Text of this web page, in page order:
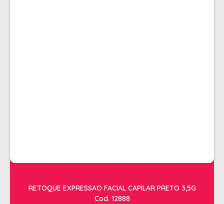
RETOQUE EXPRESSAO FACIAL CAPILAR PRETO 3,5G
Cod. 12888